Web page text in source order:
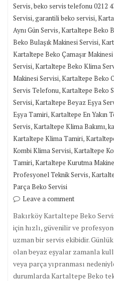
Servis,beko servis telefonu 0212
Servisi,garantili beko servisi,
Aynı Gün Servis,Kartaltepe Beko
Beko Bulaşık Makinesi Servisi,
Kartaltepe Beko Çamaşır
Servisi,Kartaltepe Beko Klima
Makinesi Servisi,Kartaltepe Beko
Servis Telefonu,Kartaltepe Beko
Servisi,Kartaltepe Beyaz Eşya
Eşya Tamiri,Kartaltepe En Yakın
Servis,Kartaltepe Klima Bakımı,
Kartaltepe Klima Tamiri,
Kombi Klima Servisi,Kartaltepe
Tamiri,Kartaltepe Kurutma
Profesyonel Teknik Servis,
Parça Beko Servisi
Leave a comment
Bakırköy Kartaltepe Beko
için hızlı, güvenilir ve
uzman bir servis ekibidir.
olan beyaz eşyalar zamanla
veya parça yıpranması
durumlarda Kartaltepe Beko